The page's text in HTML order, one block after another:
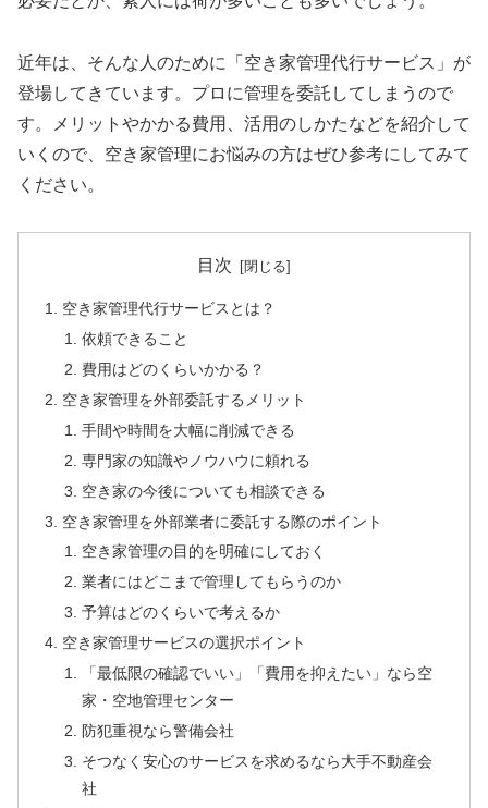
近年は、そんな人のために「空き家管理代行サービス」が
登場してきています。プロに管理を委託してしまうので
す。メリットやかかる費用、活用のしかたなどを紹介して
いくので、空き家管理にお悩みの方はぜひ参考にしてみて
ください。
目次
空き家管理代行サービスとは？
依頼できること
費用はどのくらいかかる？
空き家管理を外部委託するメリット
手間や時間を大幅に削減できる
専門家の知識やノウハウに頼れる
空き家の今後についても相談できる
空き家管理を外部業者に委託する際のポイント
空き家管理の目的を明確にしておく
業者にはどこまで管理してもらうのか
予算はどのくらいで考えるか
空き家管理サービスの選択ポイント
「最低限の確認でいい」「費用を抑えたい」なら空
家・空地管理センター
防犯重視なら警備会社
そつなく安心のサービスを求めるなら大手不動産会
社